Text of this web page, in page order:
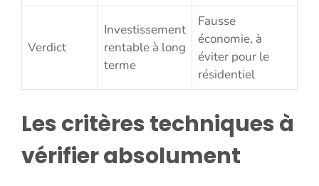
Verdict
Investissement
rentable à long
terme
Fausse
économie, à
éviter pour le
résidentiel
Les critères techniques à
vérifier absolument